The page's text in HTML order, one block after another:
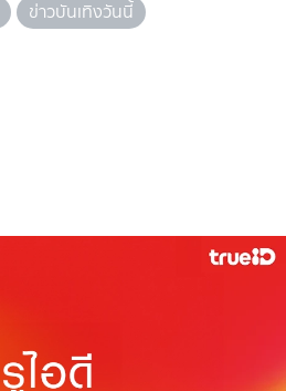
ข่าวบันเทิงวันนี้